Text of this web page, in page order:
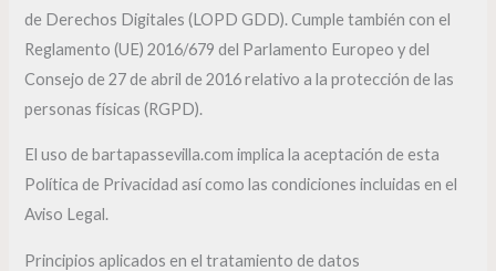
de Derechos Digitales (LOPD GDD). Cumple también con el
Reglamento (UE) 2016/679 del Parlamento Europeo y del
Consejo de 27 de abril de 2016 relativo a la protección de las
personas físicas (RGPD).
El uso de bartapassevilla.com implica la aceptación de esta
Política de Privacidad así como las condiciones incluidas en el
Aviso Legal.
Principios aplicados en el tratamiento de datos